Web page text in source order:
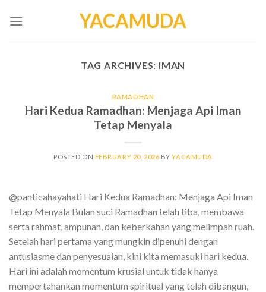
YACAMUDA
TAG ARCHIVES: IMAN
RAMADHAN
Hari Kedua Ramadhan: Menjaga Api Iman
Tetap Menyala
POSTED ON FEBRUARY 20, 2026 BYYACAMUDA
@panticahayahati Hari Kedua Ramadhan: Menjaga Api Iman
Tetap Menyala Bulan suci Ramadhan telah tiba, membawa
serta rahmat, ampunan, dan keberkahan yang melimpah ruah.
Setelah hari pertama yang mungkin dipenuhi dengan
antusiasme dan penyesuaian, kini kita memasuki hari kedua.
Hari ini adalah momentum krusial untuk tidak hanya
mempertahankan momentum spiritual yang telah dibangun,